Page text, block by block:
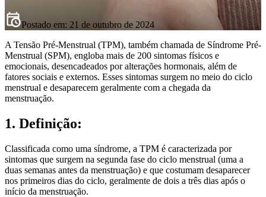
Postado em: 21 de outubro de 2024
A Tensão Pré-Menstrual (TPM), também chamada de Síndrome Pré-
Menstrual (SPM), engloba mais de 200 sintomas físicos e
emocionais, desencadeados por alterações hormonais, além de
fatores sociais e externos. Esses sintomas surgem no meio do ciclo
menstrual e desaparecem geralmente com a chegada da
menstruação.
1. Definição:
Classificada como uma síndrome, a TPM é caracterizada por
sintomas que surgem na segunda fase do ciclo menstrual (uma a
duas semanas antes da menstruação) e que costumam desaparecer
nos primeiros dias do ciclo, geralmente de dois a três dias após o
início da menstruação.